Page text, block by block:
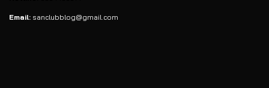
Email: sanclubblog@gmail.com